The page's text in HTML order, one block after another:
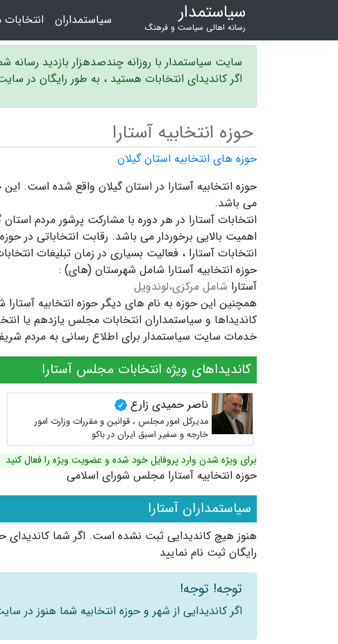
سیاستمدار
رسانه اهالی سیاست و فرهنگ سیاستمداران
سایت سیاستمدار با روزانه چندصدهزار بازدید رسانه
اگر کاندیدای انتخابات هستید ، به طور رایگان در
حوزه انتخابیه آستارا
حوزه های انتخابیه استان گیلان
می باشد.
انتخابات آستارا در هر دوره با مشارکت پرشور مردم استان
اهمیت بالایی برخوردار می باشد. رقابت انتخاباتی در
انتخابات آستارا ، فعالیت بسیاری در زمان تبلیغات
حوزه انتخابیه آستارا شامل شهرستان (های) :
آستارا شامل مرکزی،لوندویل
همچنین این حوزه به نام های دیگر حوزه انتخابیه آستارا
خدمات سایت سیاستمدار برای اطلاع رسانی به مردم شریف
کاندیداهای ویژه انتخابات مجلس آستارا
ناصر حمیدی زارع
مدیرکل امور مجلس ، قوانین و مقررات وزارت امور
خارجه و سفیر اسبق ایران در باکو
برای ویژه شدن وارد پروفایل خود شده و عضویت ویژه را فعال کنید
حوزه انتخابیه آستارا مجلس شورای اسلامی
سیاستمداران آستارا
هنوز هیچ کاندیدایی ثبت نشده است. اگر شما کاندیدای
رایگان ثبت نام نمایید
توجه! توجه!
اگر کاندیدایی از شهر و حوزه انتخابیه شما هنوز در